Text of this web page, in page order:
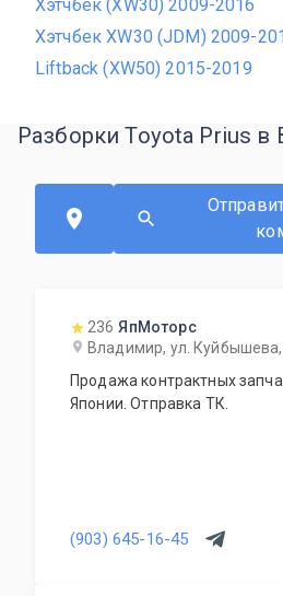
Хэтчбек (XW30) 2009-2016
Хэтчбек XW30 (JDM) 2009-
Liftback (XW50) 2015-2019
Разборки Toyota Prius в
236 ЯпМоторс
Владимир, ул.
Продажа контрактных
Японии. Отправка ТК.
(903) 645-16-45